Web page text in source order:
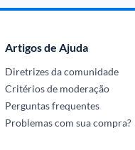
Artigos de Ajuda
Diretrizes da comunidade
Critérios de moderação
Perguntas frequentes
Problemas com sua compra?